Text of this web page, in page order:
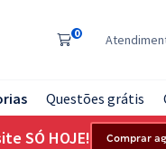
0
Questões grátis
SÓ HOJE! Comprar